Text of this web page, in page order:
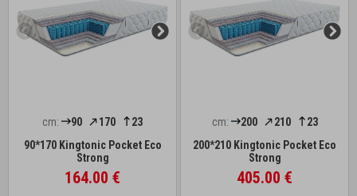
cm: 90 170
23
90*170 Kingtonic Pocket Eco
Strong
164.00 €
cm: 200 210
23
200*210 Kingtonic Pocket Eco
Strong
405.00 €